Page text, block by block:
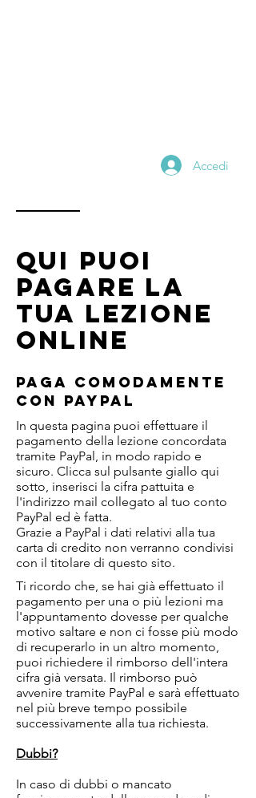
Accedi
Qui puoi
pagare la
tua lezione
online
Paga comodamente
con PayPal
In questa pagina puoi effettuare il
pagamento della lezione concordata
tramite PayPal, in modo rapido e
sicuro. Clicca sul pulsante giallo qui
sotto, inserisci la cifra pattuita e
l'indirizzo mail collegato al tuo conto
PayPal ed è fatta.
Grazie a PayPal i dati relativi alla tua
carta di credito non verranno condivisi
con il titolare di questo sito.
Ti ricordo che, se hai già effettuato il
pagamento per una o più lezioni ma
l'appuntamento dovesse per qualche
motivo saltare e non ci fosse più modo
di recuperarlo in un altro momento,
puoi richiedere il rimborso dell'intera
cifra già versata. Il rimborso può
avvenire tramite PayPal e sarà effettuato
nel più breve tempo possibile
successivamente alla tua richiesta.
Dubbi?
In caso di dubbi o mancato